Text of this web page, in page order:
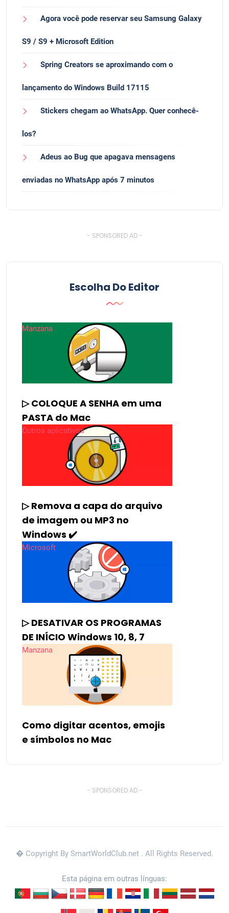
Agora você pode reservar seu Samsung Galaxy
S9 / S9 + Microsoft Edition
Spring Creators se aproximando com o
lançamento do Windows Build 17115
Stickers chegam ao WhatsApp. Quer conhecê-
los?
Adeus ao Bug que apagava mensagens
enviadas no WhatsApp após 7 minutos
- SPONSORED AD -
Escolha Do Editor
Manzana
▷ COLOQUE A SENHA em uma
PASTA do Mac
Outros aplicativos
▷ Remova a capa do arquivo
de imagem ou MP3 no
Windows ✔️
Microsoft
▷ DESATIVAR OS PROGRAMAS
DE INÍCIO Windows 10, 8, 7
Manzana
Como digitar acentos, emojis
e símbolos no Mac
- SPONSORED AD -
� Copyright By SmartWorldClub.net . All Rights Reserved.
Esta página em outras línguas: